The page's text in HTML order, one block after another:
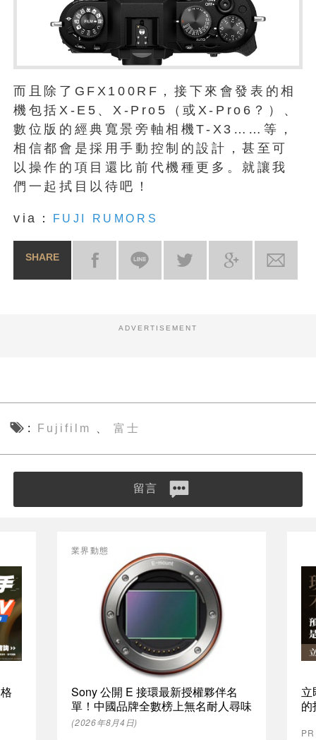
而且除了GFX100RF，接下來會發表的相
機包括X-E5、X-Pro5（或X-Pro6？）、
數位版的經典寬景旁軸相機T-X3……等，
相信都會是採用手動控制的設計，甚至可
以操作的項目還比前代機種更多。就讓我
們一起拭目以待吧！
via： FUJI RUMORS
SHARE
ADVERTISEMENT
Fujifilm 、 富士
留言
Sony 公開 E 接環最新授權夥伴名
單！中國品牌全數榜上無名耐人尋味
業界動態
(2026年8月4日)
的